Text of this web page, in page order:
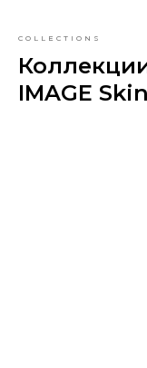
IMAGE
COLLECTIONS